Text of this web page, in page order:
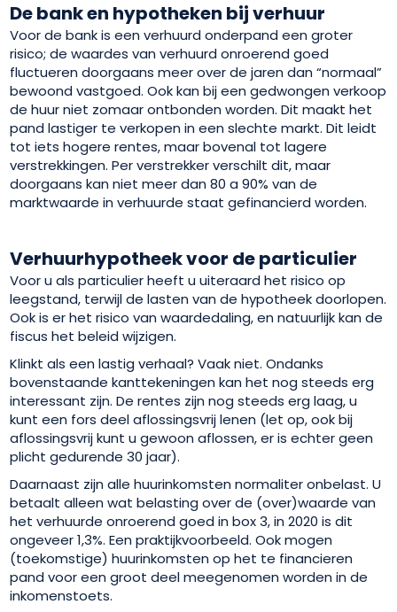
De bank en hypotheken bij verhuur
Voor de bank is een verhuurd onderpand een groter
risico; de waardes van verhuurd onroerend goed
fluctueren doorgaans meer over de jaren dan “normaal”
bewoond vastgoed. Ook kan bij een gedwongen verkoop
de huur niet zomaar ontbonden worden. Dit maakt het
pand lastiger te verkopen in een slechte markt. Dit leidt
tot iets hogere rentes, maar bovenal tot lagere
verstrekkingen. Per verstrekker verschilt dit, maar
doorgaans kan niet meer dan 80 a 90% van de
marktwaarde in verhuurde staat gefinancierd worden.
Verhuurhypotheek voor de particulier
Voor u als particulier heeft u uiteraard het risico op
leegstand, terwijl de lasten van de hypotheek doorlopen.
Ook is er het risico van waardedaling, en natuurlijk kan de
fiscus het beleid wijzigen.
Klinkt als een lastig verhaal? Vaak niet. Ondanks
bovenstaande kanttekeningen kan het nog steeds erg
interessant zijn. De rentes zijn nog steeds erg laag, u
kunt een fors deel aflossingsvrij lenen (let op, ook bij
aflossingsvrij kunt u gewoon aflossen, er is echter geen
plicht gedurende 30 jaar).
Daarnaast zijn alle huurinkomsten normaliter onbelast. U
betaalt alleen wat belasting over de (over)waarde van
het verhuurde onroerend goed in box 3, in 2020 is dit
ongeveer 1,3%. Een praktijkvoorbeeld. Ook mogen
(toekomstige) huurinkomsten op het te financieren
pand voor een groot deel meegenomen worden in de
inkomenstoets.